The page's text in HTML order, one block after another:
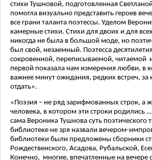
стихи Тушновой, подготовленная
помогла визуально представить героев
все грани таланта поэтессы. Уделом
камерные стихи. Стихи для двоих и для
никогда не была в большой моде, но
был свой, незаемный. Поэтесса
сокровенной, переписываемой,
первой показала нам измерения любви, в
важнее минут ожидания, редких встреч,
отдать».
«Поэзия – не ряд зарифмованных строк, а
человека, в котором эти строки родились
сама Вероника Тушнова суть поэтического
библиотеке не зря назвали вечером-
библиотеки были предложены сборники
Рождественского, Асадова, Рубальской,
Конечно, многие, впечатленные на вечере